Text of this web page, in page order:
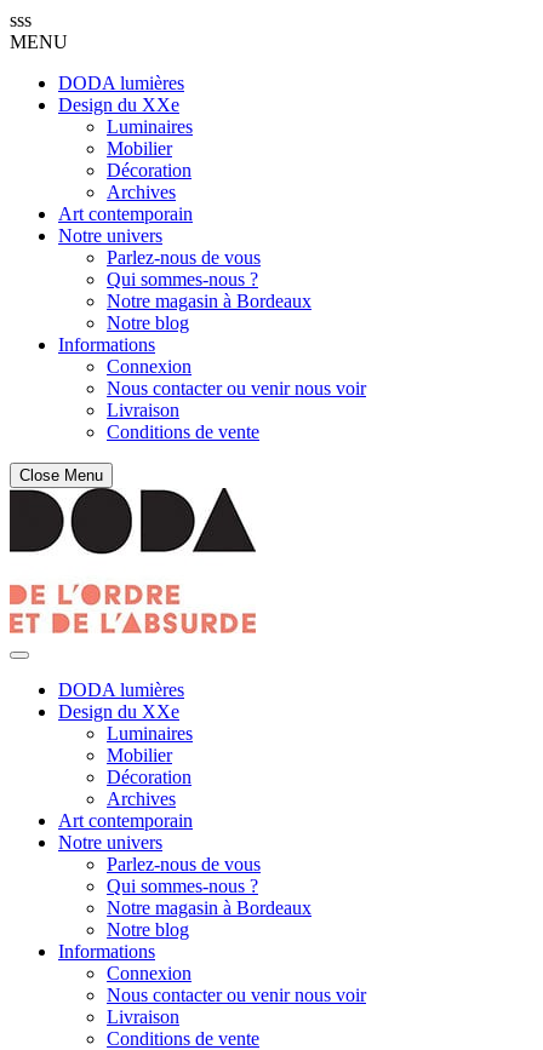
sss
MENU
DODA lumières
Design du XXe
Luminaires
Mobilier
Décoration
Archives
Art contemporain
Notre univers
Parlez-nous de vous
Qui sommes-nous ?
Notre magasin à Bordeaux
Notre blog
Informations
Connexion
Nous contacter ou venir nous voir
Livraison
Conditions de vente
Close Menu
DODA lumières
Design du XXe
Luminaires
Mobilier
Décoration
Archives
Art contemporain
Notre univers
Parlez-nous de vous
Qui sommes-nous ?
Notre magasin à Bordeaux
Notre blog
Informations
Connexion
Nous contacter ou venir nous voir
Livraison
Conditions de vente